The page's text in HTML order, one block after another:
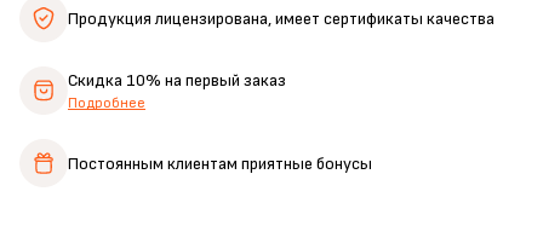
Продукция лицензирована,имеет сертификаты качества
Скидка 10% на первый заказ
Подробнее
Постоянным клиентам приятные бонусы